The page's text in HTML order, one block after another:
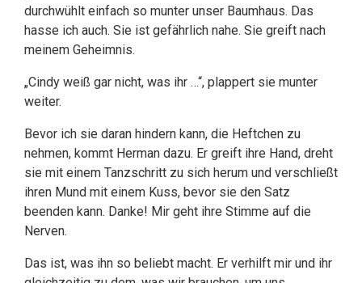
durchwühlt einfach so munter unser Baumhaus. Das
hasse ich auch. Sie ist gefährlich nahe. Sie greift nach
meinem Geheimnis.
„Cindy weiß gar nicht, was ihr …“, plappert sie munter
weiter.
Bevor ich sie daran hindern kann, die Heftchen zu
nehmen, kommt Herman dazu. Er greift ihre Hand, dreht
sie mit einem Tanzschritt zu sich herum und verschließt
ihren Mund mit einem Kuss, bevor sie den Satz
beenden kann. Danke! Mir geht ihre Stimme auf die
Nerven.
Das ist, was ihn so beliebt macht. Er verhilft mir und ihr